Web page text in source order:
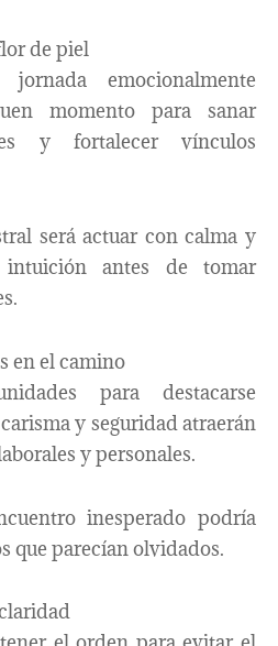
de piel
emocionalmente
momento para sanar
y fortalecer vínculos
será actuar con calma y
antes de tomar
en el camino
para destacarse
y seguridad atraerán
y personales.
inesperado podría
que parecían olvidados.